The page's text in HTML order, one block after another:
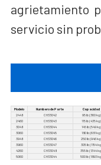
agrietamiento
servicio sin
Modelo Numbero de Parte Capacidad
2448
CH33042 95 lb (360 kg)
2460
CH33043 115 lb (435 kg)
3048
CH33044 145 lb (549 kg)
3060
CH33045 180 lb (681 kg)
3948
CH33046 250 lb (946 kg)
3960
CH33047 305 lb (1154
4260
CH33048 355 lb (1344
5060
CH33044 500 lb (1893